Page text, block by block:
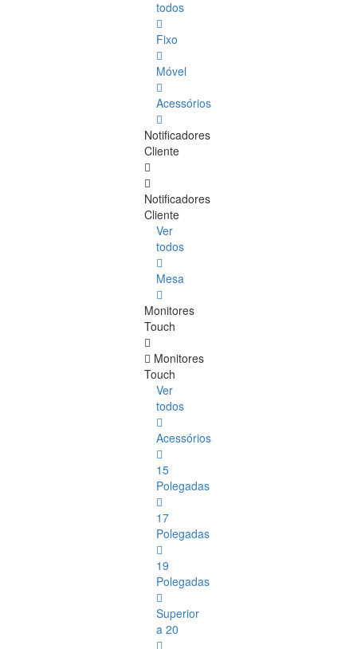
todos
Fixo
Móvel
Acessórios
Notificadores
Cliente
Notificadores
Cliente
Ver
todos
Mesa
Monitores
Touch
Monitores
Touch
Ver
todos
Acessórios
15
Polegadas
17
Polegadas
19
Polegadas
Superior
a 20